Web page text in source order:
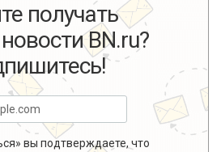
получать
BN.ru?
вы подтверждаете, что